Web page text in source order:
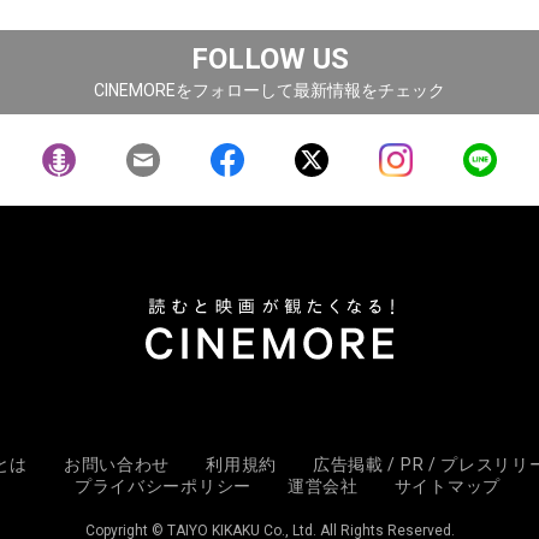
FOLLOW US
CINEMOREをフォローして最新情報をチェック
は お問い合わせ 利用規約
広告掲載 / PR / プレスリリ
プライバシーポリシー
運営会社 サイトマップ
Copyright © TAIYO KIKAKU Co., Ltd. All Rights Reserved.